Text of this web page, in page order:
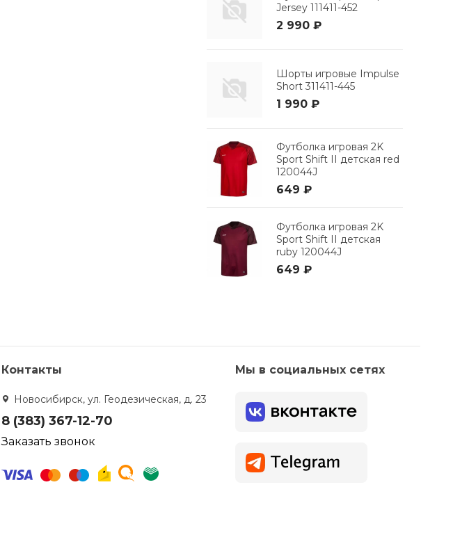
Jersey 111411-452
2 990 ₽
Шорты игровые Impulse
Short 311411-445
1 990 ₽
Футболка игровая 2K
Sport Shift II детская red
120044J
649 ₽
Футболка игровая 2K
Sport Shift II детская
ruby 120044J
649 ₽
Контакты
Новосибирск, ул. Геодезическая, д. 23
8 (383) 367-12-70
Заказать звонок
Мы в социальных сетях